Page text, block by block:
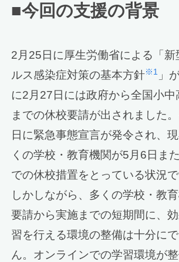
■今回の支援の背景
2月25日に厚生労働省による「新
ルス感染症対策の基本方針※1 」
に2月27日には政府から全国小中
までの休校要請が出されました
日に緊急事態宣言が発令され、
くの学校・教育機関が5月6日ま
での休校措置をとっている状況で
しかしながら、多くの学校・教
要請から実施までの短期間に、
習を行える環境の整備は十分に
ん。オンラインでの学習環境が